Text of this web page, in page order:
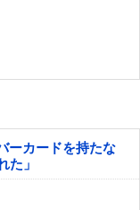
ーカードを持たな
た」